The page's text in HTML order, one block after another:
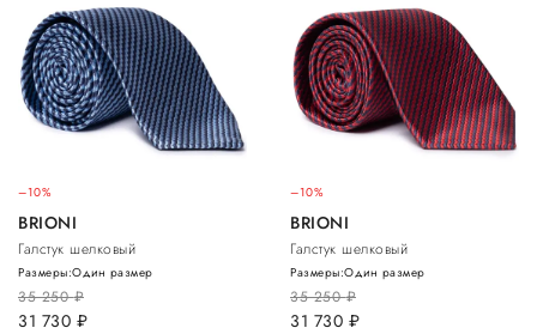
–10%
BRIONI
Галстук шелковый
35 250руб.
31 730 руб.
Размеры:Один размер
–10%
BRIONI
Галстук шелковый
35 250руб.
31 730 руб.
Размеры:Один размер